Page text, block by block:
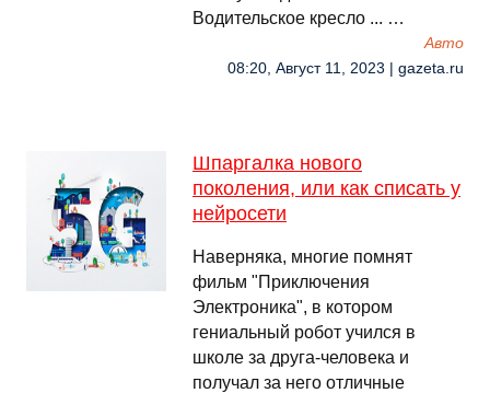
Водительское кресло ... …
Авто
08:20, Август 11, 2023 | gazeta.ru
Шпаргалка нового
поколения, или как списать у
нейросети
Наверняка, многие помнят
фильм "Приключения
Электроника", в котором
гениальный робот учился в
школе за друга-человека и
получал за него отличные